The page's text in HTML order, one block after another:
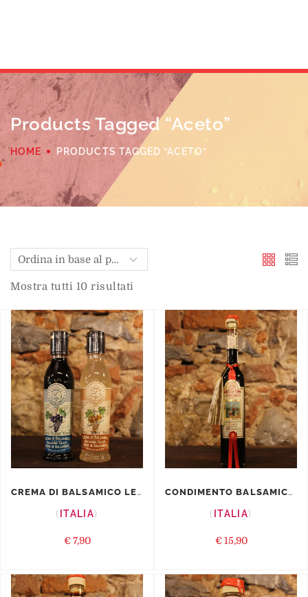
Products Tagged “aceto”
HOME PRODUCTS TAGGED “ACETO”
Mostra tutti 10 risultati
CREMA DI BALSAMICO LEONARDI
ITALIA
€ 7,90
CONDIMENTO BALSAMICO CORTE “S...
ITALIA
€ 15,90